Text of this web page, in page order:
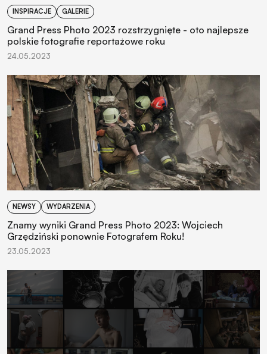
INSPIRACJE GALERIE
Grand Press Photo 2023 rozstrzygnięte - oto najlepsze
polskie fotografie reportażowe roku
24.05.2023
NEWSY WYDARZENIA
Znamy wyniki Grand Press Photo 2023: Wojciech
Grzędziński ponownie Fotografem Roku!
23.05.2023